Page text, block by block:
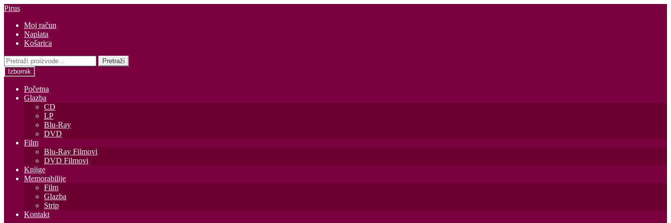
Preskoči
navigaciju
Skoči
sadržaja
Pirus
Moj račun
Naplata
Košarica
Pretraži:
Pretraži
Izbornik
Početna
Glazba
CD
LP
Blu-Ray
DVD
Film
Blu-Ray Filmovi
DVD Filmovi
Knjige
Memorabilije
Film
Glazba
Strip
Kontakt